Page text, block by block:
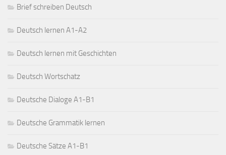
Brief schreiben Deutsch
Deutsch lernen A1-A2
Deutsch lernen mit Geschichten
Deutsch Wortschatz
Deutsche Dialoge A1-B1
Deutsche Grammatik lernen
Deutsche Sätze A1-B1